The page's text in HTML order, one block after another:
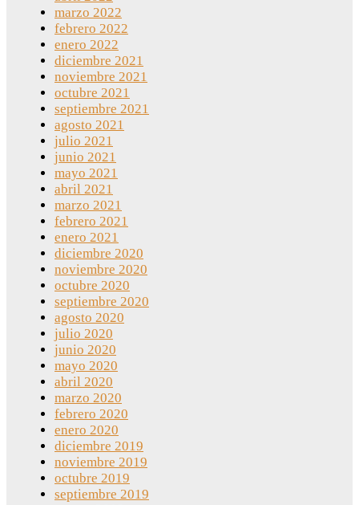
marzo 2022
febrero 2022
enero 2022
diciembre 2021
noviembre 2021
octubre 2021
septiembre 2021
agosto 2021
julio 2021
junio 2021
mayo 2021
abril 2021
marzo 2021
febrero 2021
enero 2021
diciembre 2020
noviembre 2020
octubre 2020
septiembre 2020
agosto 2020
julio 2020
junio 2020
mayo 2020
abril 2020
marzo 2020
febrero 2020
enero 2020
diciembre 2019
noviembre 2019
octubre 2019
septiembre 2019